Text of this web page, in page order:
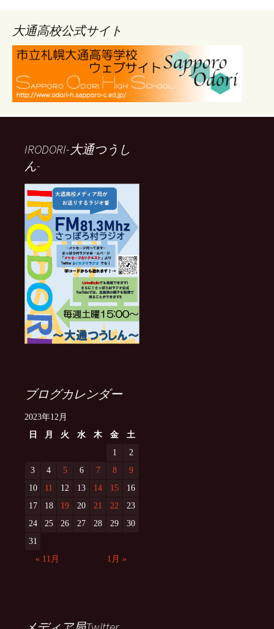
ブ
大通高校公式サイト
IRODORI-大通つうし
ん-
ブログカレンダー
2023年12月
日
月 火 水 木 金
土
1
2
3
4 5 6 7 8
9
10
11 12 13 14 15
16
17
18 19 20 21 22
23
24
25 26 27 28 29
30
31
« 11月
1月 »